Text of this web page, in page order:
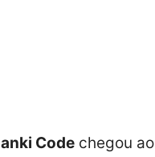
Codechegou ao